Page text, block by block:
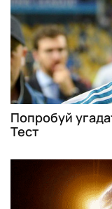
Попробуй
Тест